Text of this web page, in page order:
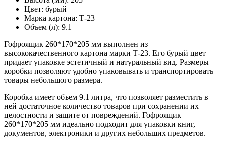
Цвет: бурый
Марка картона: Т-23
Объем (л): 9.1
Гофроящик 260*170*205 мм выполнен из
высококачественного картона марки Т-23. Его бурый цвет
придает упаковке эстетичный и натуральный вид. Размеры
коробки позволяют удобно упаковывать и транспортировать
товары небольшого размера.
Коробка имеет объем 9.1 литра, что позволяет разместить в
ней достаточное количество товаров при сохранении их
целостности и защите от повреждений. Гофроящик
260*170*205 мм идеально подходит для упаковки книг,
документов, электроники и других небольших предметов.